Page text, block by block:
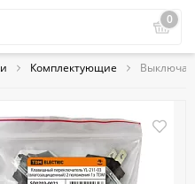
0
Комплектующие